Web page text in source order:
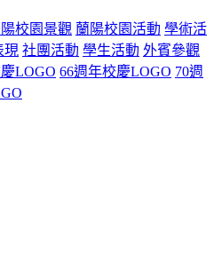
校園景觀 蘭陽校園活動 學術活
現 社團活動 學生活動 外賓參觀
LOGO 66週年校慶LOGO 70週